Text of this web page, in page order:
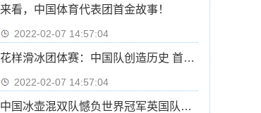
来看，中国体育代表团首金故事！
2022-02-07 14:57:04
花样滑冰团体赛：中国队创造历史 首次晋级自由滑
2022-02-07 14:57:04
中国冰壶混双队憾负世界冠军英国队基本无缘四强